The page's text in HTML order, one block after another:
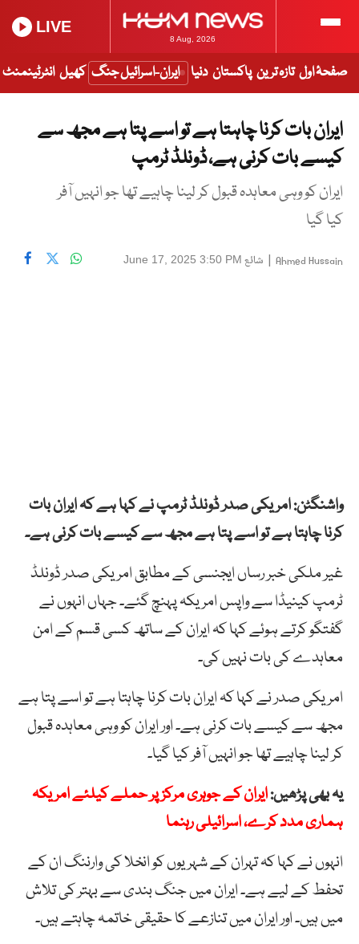
8 Aug, 2026
LIVE
صفحۂ اول تازہ ترین پاکستان دنیا ایران-اسرائیل جنگ کھیل انٹرٹینمنٹ
ایران بات کرنا چاہتا ہے تو اسے پتا ہے مجھ سے
کیسے بات کرنی ہے، ڈونلڈ ٹرمپ
ایران کو وہی معاہدہ قبول کر لینا چاہیے تھا جو انہیں آفر
کیا گیا
Ahmed Hussain
| شائع June 17, 2025 3:50 PM
واشنگٹن: امریکی صدر ڈونلڈ ٹرمپ نے کہا ہے کہ ایران بات
کرنا چاہتا ہے تو اسے پتا ہے مجھ سے کیسے بات کرنی ہے۔
غیر ملکی خبر رساں ایجنسی کے مطابق امریکی صدر ڈونلڈ
ٹرمپ کینیڈا سے واپس امریکہ پہنچ گئے۔ جہاں انہوں نے
گفتگو کرتے ہوئے کہا کہ ایران کے ساتھ کسی قسم کے امن
معاہدے کی بات نہیں کی۔
امریکی صدر نے کہا کہ ایران بات کرنا چاہتا ہے تو اسے پتا ہے
مجھ سے کیسے بات کرنی ہے۔ اور ایران کو وہی معاہدہ قبول
کر لینا چاہیے تھا جو انہیں آفر کیا گیا۔
یہ بھی پڑھیں:ایران کے جوہری مرکز پر حملے کیلئے امریکہ
ہماری مدد کرے، اسرائیلی رہنما
انہوں نے کہا کہ تہران کے شہریوں کو انخلا کی وارننگ ان کے
تحفط کے لیے ہے۔ ایران میں جنگ بندی سے بہتر کی تلاش
میں ہیں۔ اور ایران میں تنازعے کا حقیقی خاتمہ چاہتے ہیں۔